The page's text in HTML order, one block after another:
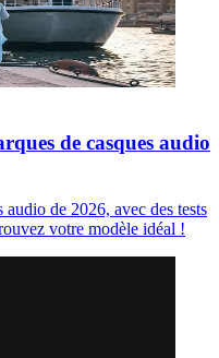
de casques audio
de 2026, avec des tests
votre modèle idéal !